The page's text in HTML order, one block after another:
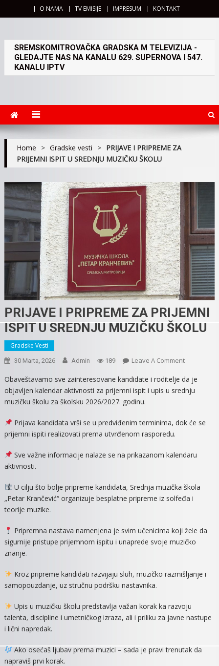
O NAMA TV EMISIJE IMPRESUM KONTAKT
SREMSKOMITROVAČKA GRADSKA M TELEVIZIJA -
GLEDAJTE NAS NA KANALU 629. SUPERNOVA I 547.
KANALU IPTV
Home > Gradske vesti > PRIJAVE I PRIPREME ZA
PRIJEMNI ISPIT U SREDNJU MUZIČKU ŠKOLU
PRIJAVE I PRIPREME ZA PRIJEMNI
ISPIT U SREDNJU MUZIČKU ŠKOLU
Gradske Vesti
30 Marta, 2026 Admin 189 Leave A CommentOn
I
PRIPREME
ISPIT
MUZIČKU
Obaveštavamo sve zainteresovane kandidate i roditelje da je
objavljen kalendar aktivnosti za prijemni ispit i upis u srednju
muzičku školu za školsku 2026/2027. godinu.
Prijava kandidata vrši se u predviđenim terminima, dok će se
prijemni ispiti realizovati prema utvrđenom rasporedu.
Sve važne informacije nalaze se na prikazanom kalendaru
aktivnosti.
U cilju što bolje pripreme kandidata, Srednja muzička škola
„Petar Krančević“ organizuje besplatne pripreme iz solfeđa i
teorije muzike.
Pripremna nastava namenjena je svim učenicima koji žele da
sigurnije pristupe prijemnom ispitu i unaprede svoje muzičko
znanje.
Kroz pripreme kandidati razvijaju sluh, muzičko razmišljanje i
samopouzdanje, uz stručnu podršku nastavnika.
Upis u muzičku školu predstavlja važan korak ka razvoju
talenta, discipline i umetničkog izraza, ali i priliku za javne nastupe
i lični napredak.
Ako osećaš ljubav prema muzici – sada je pravi trenutak da
napraviš prvi korak.